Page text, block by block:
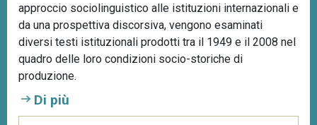
approccio sociolinguistico alle istituzioni internazionali e
da una prospettiva discorsiva, vengono esaminati
diversi testi istituzionali prodotti tra il 1949 e il 2008 nel
quadro delle loro condizioni socio-storiche di
produzione.
Di più